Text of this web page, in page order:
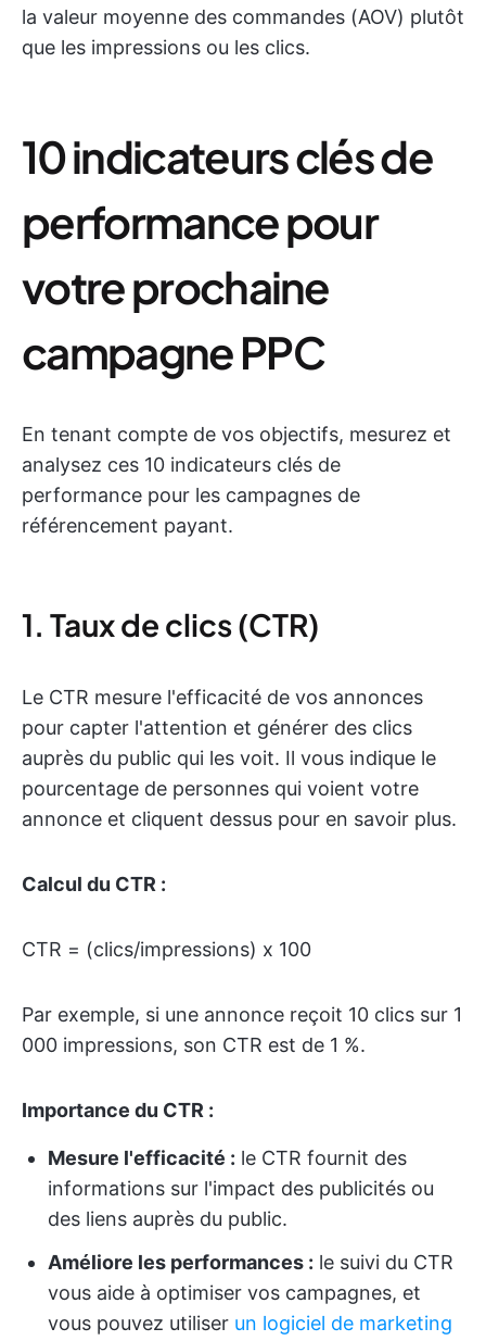
la valeur moyenne des commandes (AOV) plutôt
que les impressions ou les clics.
10 indicateurs clés de
performance pour
votre prochaine
campagne PPC
En tenant compte de vos objectifs, mesurez et
analysez ces 10 indicateurs clés de
performance pour les campagnes de
référencement payant.
1. Taux de clics (CTR)
Le CTR mesure l'efficacité de vos annonces
pour capter l'attention et générer des clics
auprès du public qui les voit. Il vous indique le
pourcentage de personnes qui voient votre
annonce et cliquent dessus pour en savoir plus.
Calcul du CTR :
CTR = (clics/impressions) x 100
Par exemple, si une annonce reçoit 10 clics sur 1
000 impressions, son CTR est de 1 %.
Importance du CTR :
Mesure l'efficacité : le CTR fournit des
informations sur l'impact des publicités ou
des liens auprès du public.
Améliore les performances : le suivi du CTR
vous aide à optimiser vos campagnes, et
vous pouvez utiliser un logiciel de marketing